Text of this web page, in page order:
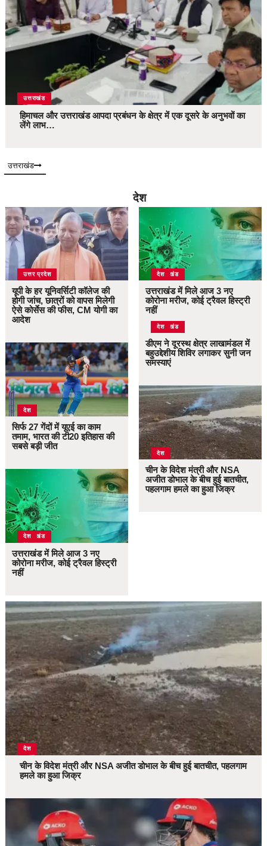
उत्तराखंड
हिमाचल और उत्तराखंड आपदा प्रबंधन के क्षेत्र में एक दूसरे के अनुभवों का
लेंगे लाभ…
उत्तराखंड
देश
उत्तर प्रदेश
यूपी के हर यूनिवर्सिटी कॉलेज की
होगी जांच, छात्रों को वापस मिलेगी
ऐसे कोर्सेस की फीस, CM योगी का
आदेश
देश
सिर्फ 27 गेंदों में यूएई का काम
तमाम, भारत की टी20 इतिहास की
सबसे बड़ी जीत
उत्तराखंड
देश
उत्तराखंड में मिले आज 3 नए
कोरोना मरीज, कोई ट्रैवल हिस्ट्री
नहीं
उत्तराखंड
देश
उत्तराखंड में मिले आज 3 नए
कोरोना मरीज, कोई ट्रैवल हिस्ट्री
नहीं
उत्तराखंड
देश
डीएम ने दूरस्थ क्षेत्र लाखामंडल में
बहुउद्देशीय शिविर लगाकर सुनी जन
समस्याएं
देश
चीन के विदेश मंत्री और NSA
अजीत डोभाल के बीच हुई बातचीत,
पहलगाम हमले का हुआ जिक्र
देश
चीन के विदेश मंत्री और NSA अजीत डोभाल के बीच हुई बातचीत, पहलगाम
हमले का हुआ जिक्र